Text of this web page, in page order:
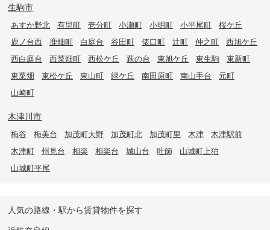
生駒市
あすか野北 有里町 壱分町 小瀬町 小明町 小平尾町
桜ケ丘
鹿ノ台西
鹿畑町 白庭台 谷田町 俵口町 辻町 仲之町
西旭ケ丘
西白庭台
西菜畑町 西松ケ丘 萩の台 東旭ケ丘 東生駒
東新町
東菜畑
東松ケ丘 東山町 緑ケ丘 南田原町 南山手台
元町
山崎町
木津川市
梅谷 梅美台 加茂町大野 加茂町北 加茂町里 木津
木津駅前
木津町
州見台 相楽 相楽台 城山台 吐師
山城町上狛
山城町平尾
人気の路線・駅から賃貸物件を探す